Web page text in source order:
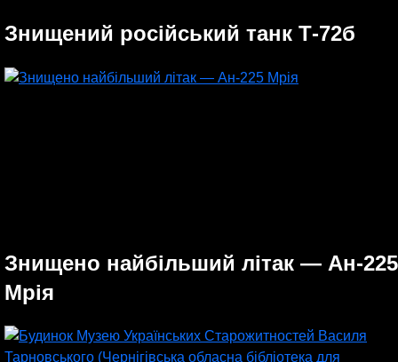
Знищений російський танк Т-72б
Знищено найбільший літак — Ан-225
Мрія